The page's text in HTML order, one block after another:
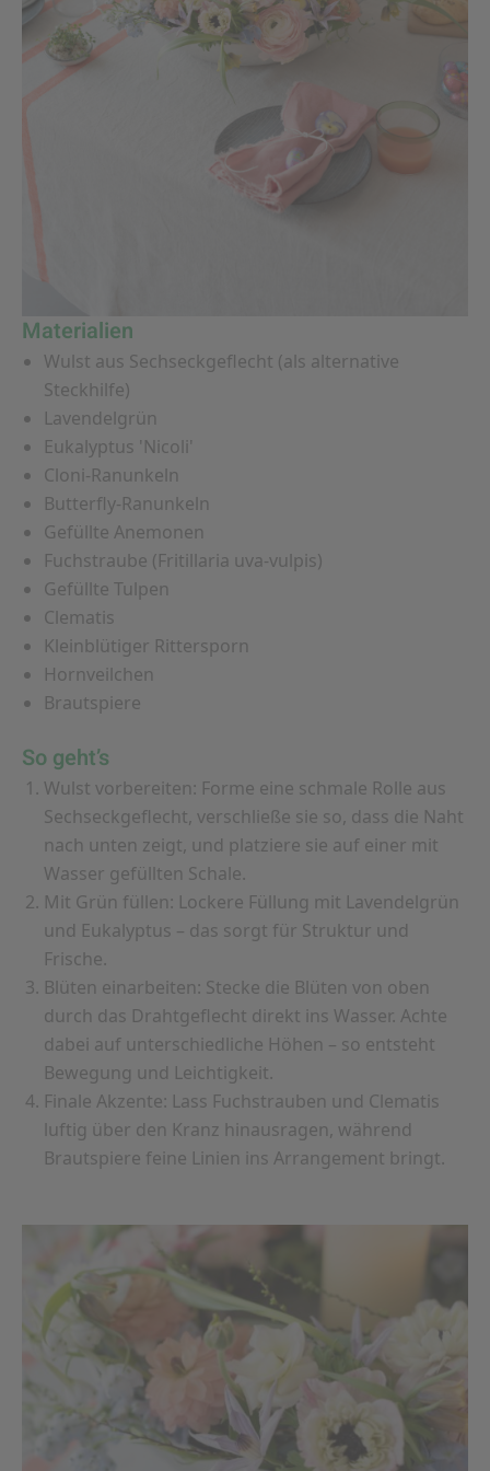
Materialien
Wulst aus Sechseckgeflecht (als alternative
Steckhilfe)
Lavendelgrün
Eukalyptus 'Nicoli'
Cloni-Ranunkeln
Butterfly-Ranunkeln
Gefüllte Anemonen
Fuchstraube (Fritillaria uva-vulpis)
Gefüllte Tulpen
Clematis
Kleinblütiger Rittersporn
Hornveilchen
Brautspiere
So geht’s
Wulst vorbereiten: Forme eine schmale Rolle aus
Sechseckgeflecht, verschließe sie so, dass die Naht
nach unten zeigt, und platziere sie auf einer mit
Wasser gefüllten Schale.
Mit Grün füllen: Lockere Füllung mit Lavendelgrün
und Eukalyptus – das sorgt für Struktur und
Frische.
Blüten einarbeiten: Stecke die Blüten von oben
durch das Drahtgeflecht direkt ins Wasser. Achte
dabei auf unterschiedliche Höhen – so entsteht
Bewegung und Leichtigkeit.
Finale Akzente: Lass Fuchstrauben und Clematis
luftig über den Kranz hinausragen, während
Brautspiere feine Linien ins Arrangement bringt.